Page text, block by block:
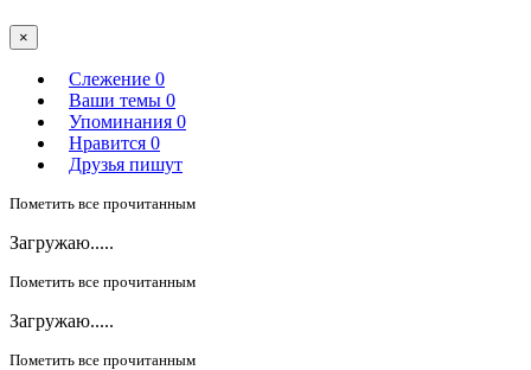
×
Слежение 0
Ваши темы 0
Упоминания 0
Нравится 0
Друзья пишут
Пометить все прочитанным
Загружаю.....
Пометить все прочитанным
Загружаю.....
Пометить все прочитанным